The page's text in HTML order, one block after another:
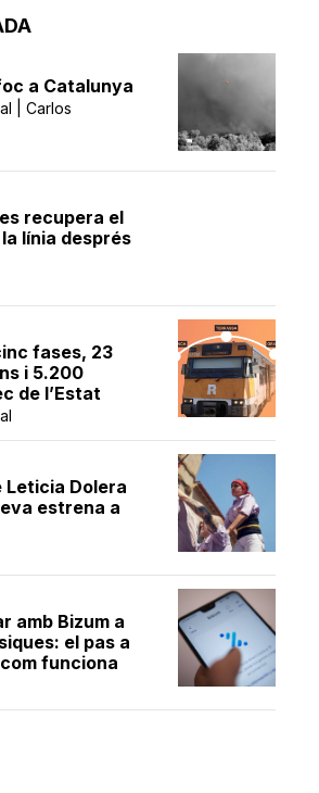
a Catalunya
| Carlos
recupera el
línia després
fases, 23
i 5.200
de l’Estat
Dolera
estrena a
amb Bizum a
el pas a
funciona